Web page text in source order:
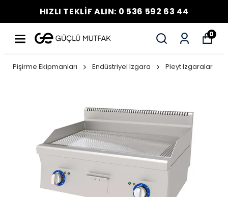
HIZLI TEKLİF ALIN: 0 536 592 63 44
0
Pişirme Ekipmanları Endüstriyel Izgara Pleyt Izgaralar